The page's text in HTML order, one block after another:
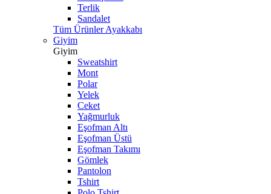
Terlik
Sandalet
Tüm Ürünler Ayakkabı
Giyim
Giyim
Sweatshirt
Mont
Polar
Yelek
Ceket
Yağmurluk
Eşofman Altı
Eşofman Üstü
Eşofman Takımı
Gömlek
Pantolon
Tshirt